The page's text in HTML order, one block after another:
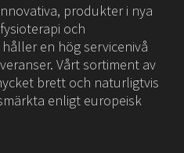
produkter i nya
och
en hög servicenivå
Vårt sortiment av
brett och naturligtvis
enligt europeisk